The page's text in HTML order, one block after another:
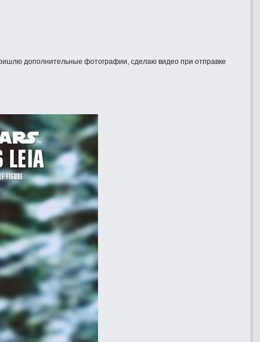
дополнительные фотографии, сделаю видео при отправке